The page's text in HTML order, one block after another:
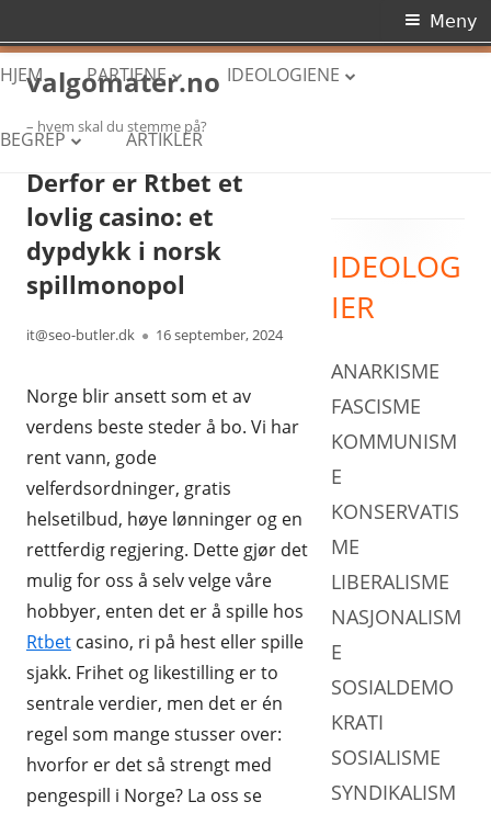
Hopp
innhold
valgomater.no
– hvem skal du stemme på?
Meny
HJEM PARTIENE
ARBEIDERPARTIET
FREMSKRITTSPARTIET
SENTERPARTIET
KRISTELIG FOLKEPARTI
RØDT
ANDRE PARTI
IDEOLOGIENE
FASCISME
SOSIALDEMOKRATI
TEOKRATISME
BEGREP
DEMOKRATI
DIKTATUR
NORGES POLITISKE SYSTEM
PARLAMENTARISME
STORTINGET
ARTIKLER
Derfor er Rtbet et
lovlig casino: et
dypdykk i norsk
spillmonopol
Forfatter
it@seo-butler.dk Publisert
16 september, 2024
Norge blir ansett som et av
verdens beste steder å bo. Vi har
rent vann, gode
velferdsordninger, gratis
helsetilbud, høye lønninger og en
rettferdig regjering. Dette gjør det
mulig for oss å selv velge våre
hobbyer, enten det er å spille hos
Rtbet casino, ri på hest eller spille
sjakk. Frihet og likestilling er to
sentrale verdier, men det er én
regel som mange stusser over:
hvorfor er det så strengt med
pengespill i Norge? La oss se
Primær
sidekolonne
IDEOLOG
IER
ANARKISME
FASCISME
KOMMUNISM
E
KONSERVATIS
ME
LIBERALISME
NASJONALISM
E
SOSIALDEMO
KRATI
SOSIALISME
SYNDIKALISM